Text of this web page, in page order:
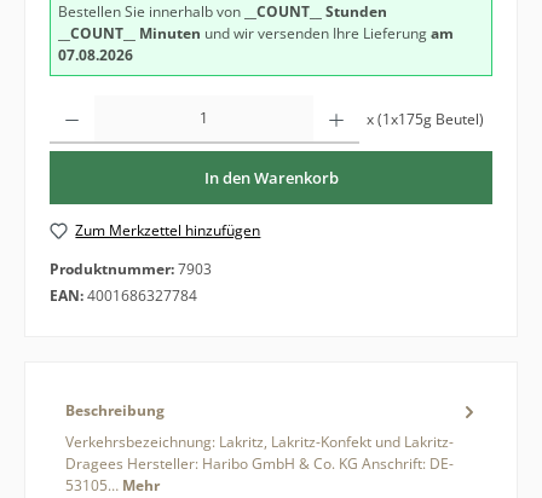
Bestellen Sie innerhalb von
__COUNT__ Stunden
__COUNT__ Minuten und wir versenden Ihre Lieferungam
07.08.2026
x (1x175g Beutel)
In den Warenkorb
Zum Merkzettel hinzufügen
Produktnummer:7903
EAN:4001686327784
Beschreibung
Verkehrsbezeichnung: Lakritz, Lakritz-Konfekt und Lakritz-
Dragees Hersteller: Haribo GmbH & Co. KG Anschrift: DE-
53105… Mehr